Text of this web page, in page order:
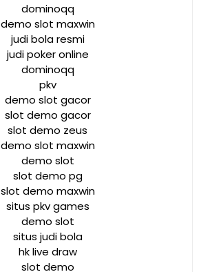
dominoqq
demo slot maxwin
judi bola resmi
judi poker online
dominoqq
pkv
demo slot gacor
slot demo gacor
slot demo zeus
demo slot maxwin
demo slot
slot demo pg
slot demo maxwin
situs pkv games
demo slot
situs judi bola
hk live draw
slot demo